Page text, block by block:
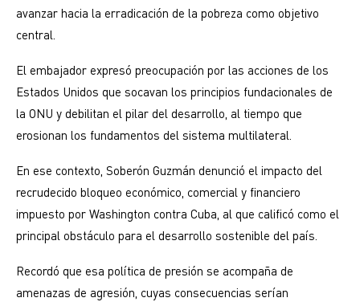
avanzar hacia la erradicación de la pobreza como objetivo
central.
El embajador expresó preocupación por las acciones de los
Estados Unidos que socavan los principios fundacionales de
la ONU y debilitan el pilar del desarrollo, al tiempo que
erosionan los fundamentos del sistema multilateral.
En ese contexto, Soberón Guzmán denunció el impacto del
recrudecido bloqueo económico, comercial y financiero
impuesto por Washington contra Cuba, al que calificó como el
principal obstáculo para el desarrollo sostenible del país.
Recordó que esa política de presión se acompaña de
amenazas de agresión, cuyas consecuencias serían